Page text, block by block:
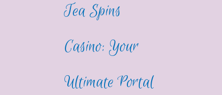
Tea Spins
Casino: Your
Ultimate Portal